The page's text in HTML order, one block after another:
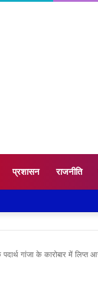
प्रशासन राजनीति
गांजा के कारोबार में लिप्त